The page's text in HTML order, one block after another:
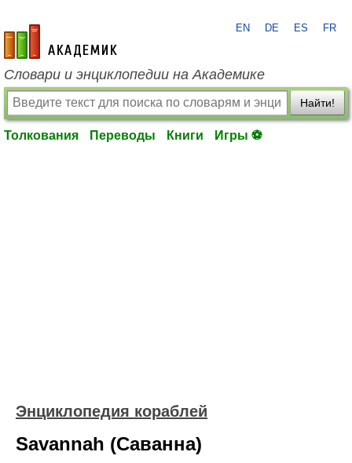
academic.ru
EN DE ES FR
Словари и энциклопедии на Академике
Найти!
Толкования Переводы Книги Игры ⚽
Энциклопедия кораблей
Savannah (Саванна)